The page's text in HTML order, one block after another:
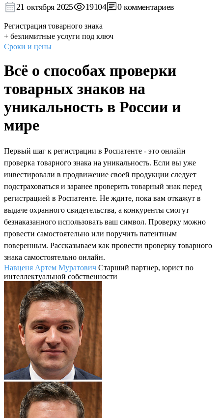
21 октября 2025 19104 0 комментариев
Регистрация товарного знака
+ безлимитные услуги под ключ
Сроки и цены
Всё о способах проверки
товарных знаков на
уникальность в России и
мире
Первый шаг к регистрации в Роспатенте - это онлайн
проверка товарного знака на уникальность. Если вы уже
инвестировали в продвижение своей продукции следует
подстраховаться и заранее проверить товарный знак перед
регистрацией в Роспатенте. Не ждите, пока вам откажут в
выдаче охранного свидетельства, а конкуренты смогут
безнаказанного использовать ваш символ. Проверку можно
провести самостоятельно или поручить патентным
поверенным. Рассказываем как провести проверку товарного
знака самостоятельно онлайн.
Навценя Артем Муратович Старший партнер, юрист по
интеллектуальной собственности